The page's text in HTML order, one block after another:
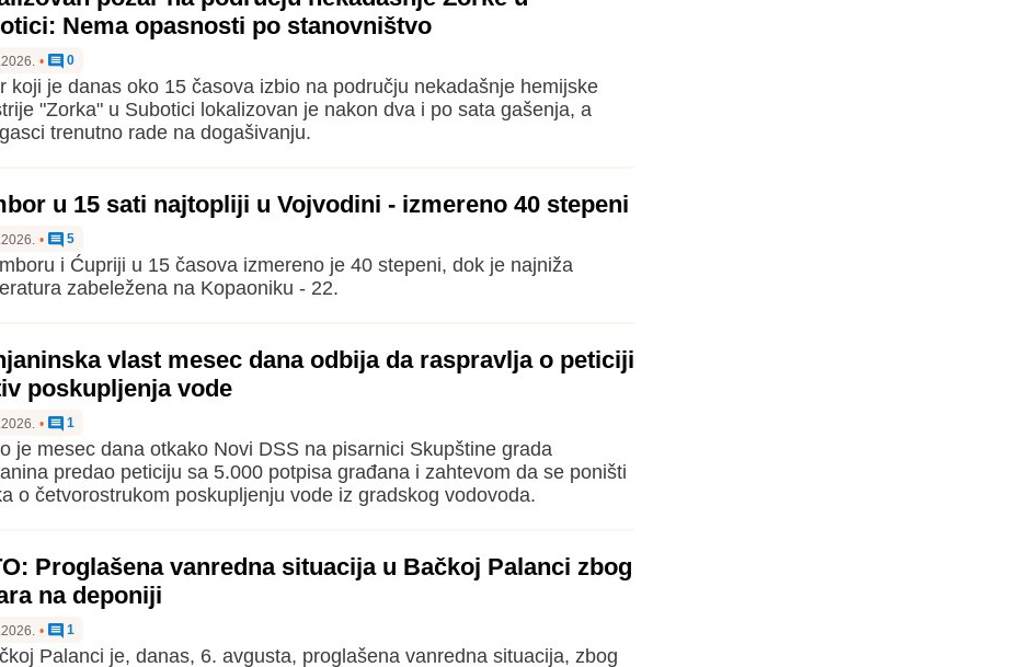
Nema opasnosti po stanovništvo
• 0
koji je danas oko 15 časova izbio na području nekadašnje hemijske
"Zorka" u Subotici lokalizovan je nakon dva i po sata gašenja, a
trenutno rade na dogašivanju.
u 15 sati najtopliji u Vojvodini - izmereno 40 stepeni
• 5
i Ćupriji u 15 časova izmereno je 40 stepeni, dok je najniža
zabeležena na Kopaoniku - 22.
vlast mesec dana odbija da raspravlja o peticiji
poskupljenja vode
• 1
je mesec dana otkako Novi DSS na pisarnici Skupštine grada
predao peticiju sa 5.000 potpisa građana i zahtevom da se poništi
o četvorostrukom poskupljenju vode iz gradskog vodovoda.
Proglašena vanredna situacija u Bačkoj Palanci zbog
na deponiji
• 1
Palanci je, danas, 6. avgusta, proglašena vanredna situacija, zbog